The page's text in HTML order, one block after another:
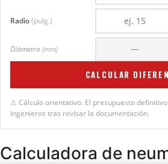
Radio(pulg.)
Diámetro (mm)
CALCULAR
⚠ Cálculo orientativo. El presupuesto
ingenieros tras revisar la documentación.
Calculadora de